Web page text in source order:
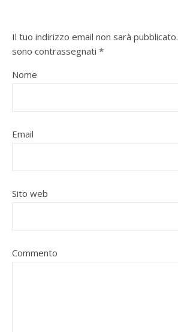
Il tuo indirizzo email non sarà pubblicato.
sono contrassegnati *
Nome
Email
Sito web
Commento